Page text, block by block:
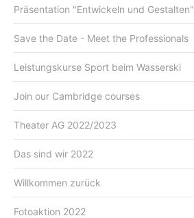
Präsentation "Entwickeln und Gestalten"
Save the Date - Meet the Professionals
Leistungskurse Sport beim Wasserski
Join our Cambridge courses
Theater AG 2022/2023
Das sind wir 2022
Willkommen zurück
Fotoaktion 2022